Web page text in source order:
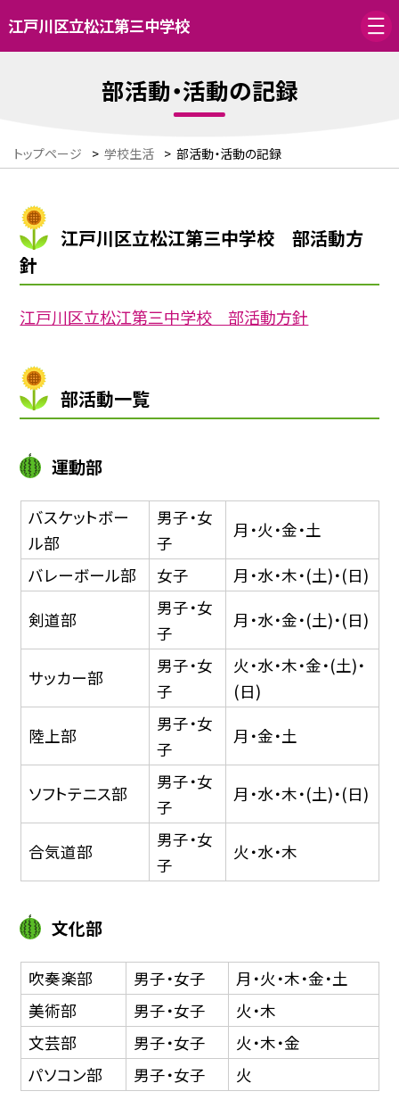
江戸川区立松江第三中学校
部活動・活動の記録
トップページ > 学校生活 > 部活動・活動の記録
江戸川区立松江第三中学校 部活動方
針
江戸川区立松江第三中学校 部活動方針
部活動一覧
運動部
バスケットボー
ル部
男子・女
子
月・火・金・土
バレーボール部 女子
月・水・木・(土)・(日)
剣道部
男子・女
子
月・水・金・(土)・(日)
サッカー部
男子・女
子
火・水・木・金・(土)・
(日)
陸上部
男子・女
子
月・金・土
ソフトテニス部
男子・女
子
月・水・木・(土)・(日)
合気道部
男子・女
子
火・水・木
文化部
吹奏楽部 男子・女子
月・火・木・金・土
美術部
男子・女子
火・木
文芸部
男子・女子
火・木・金
パソコン部
男子・女子 火